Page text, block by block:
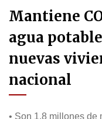
Mantiene
agua
nuevas
nacional
• Son 1.8 millones de